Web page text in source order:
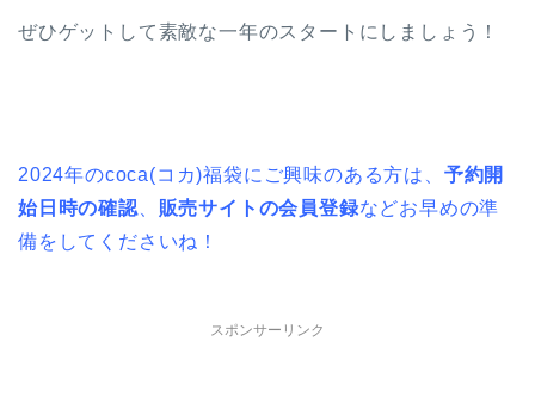
ぜひゲットして素敵な一年のスタートにしましょう！
2024年のcoca(コカ)福袋にご興味のある方は、 予約開
始日時の確認、 販売サイトの会員登録などお早めの準
備をしてくださいね！
スポンサーリンク